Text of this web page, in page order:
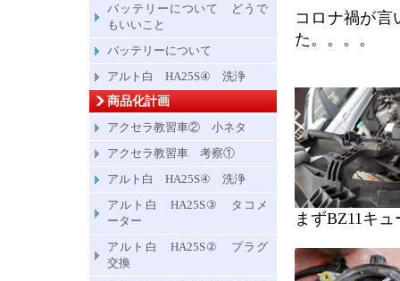
コロナ禍が言
た。。。。
まずBZ11キ
バッテリーについて どうで
もいいこと
バッテリーについて
アルト白 HA25S④ 洗浄
商品化計画
アクセラ教習車② 小ネタ
アクセラ教習車 考察①
アルト白 HA25S④ 洗浄
アルト白 HA25S③ タコメ
ーター
アルト白 HA25S② プラグ
交換